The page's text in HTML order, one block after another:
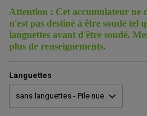
Attention : Cet accumulateur ne
n'est pas destiné à être soudé tel
languettes avant d'être soudé.
plus de renseignements.
Languettes